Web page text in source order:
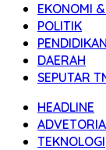
EKONOMI
POLITIK
PENDIDIKAN
DAERAH
SEPUTAR
HEADLINE
TEKNOLOGI